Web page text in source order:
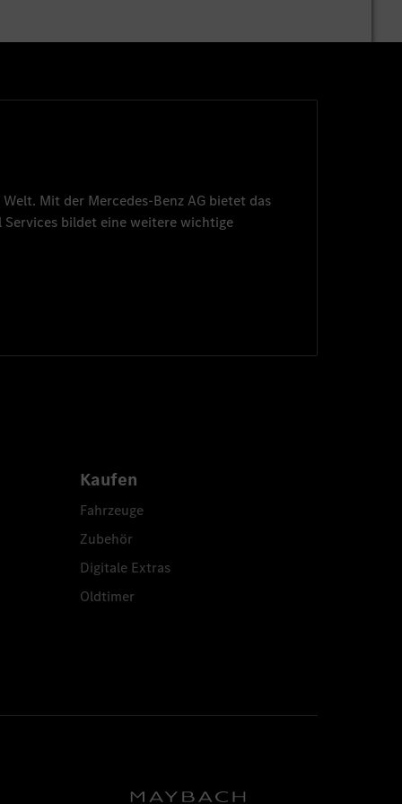
Mit der Mercedes-Benz AG bietet das
Services bildet eine weitere wichtige
Kaufen
Fahrzeuge
Zubehör
Digitale Extras
Oldtimer